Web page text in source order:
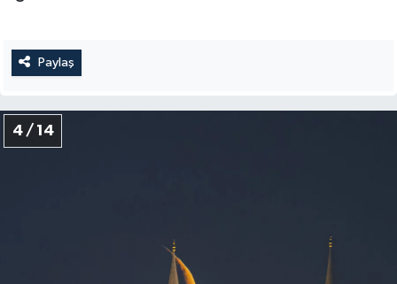
Paylaş
4 / 14
Isparta Müftülüğü
İstanbul Müftülüğü
Kahramanmaraş Müftülüğü